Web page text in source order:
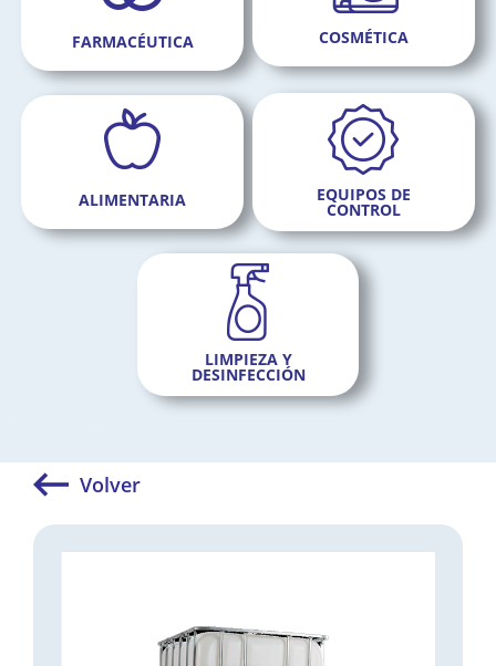
FARMACÉUTICA COSMÉTICA
ALIMENTARIA EQUIPOS DE
CONTROL
LIMPIEZA Y
DESINFECCIÓN
Volver